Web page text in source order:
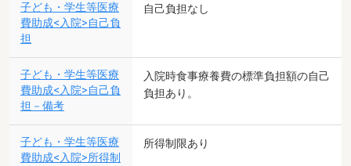
子ども・学生等医療
費助成<入院>自己負
担
自己負担なし
子ども・学生等医療
費助成<入院>自己負
担－備考
入院時食事療養費の標準負担額の自己
負担あり。
子ども・学生等医療
費助成<入院>所得制
所得制限あり